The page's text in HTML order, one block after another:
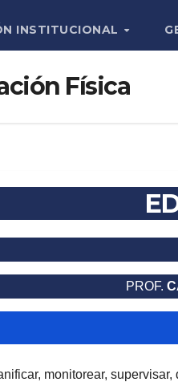
INSTITUCIONAL
Física
PROF.
monitorear,